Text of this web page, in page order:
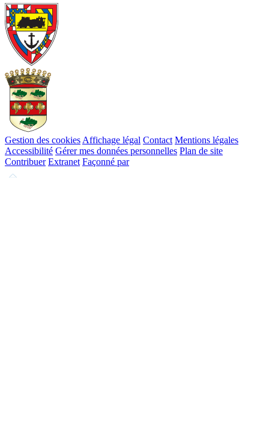
Gestion des cookies Affichage légal Contact Mentions légales
Accessibilité Gérer mes données personnelles Plan de site
Contribuer Extranet Façonné par